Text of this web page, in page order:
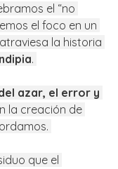
el “no
el foco en un
la historia
.
azar, el error y
la creación de
que el